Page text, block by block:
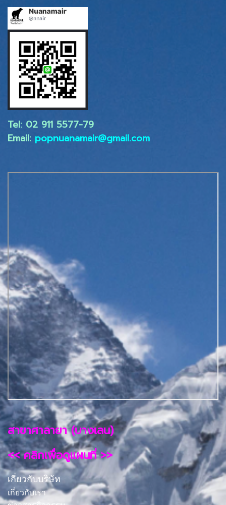
Tel: 02 ​911 5577-79
Email: popnuanamair@gmail.com
สาขาศาลายา (บางเลน)
<< คลิกเพื่อดูแผนที่ >>
เกี่ยวกับบริษัท
เกี่ยวกับเรา